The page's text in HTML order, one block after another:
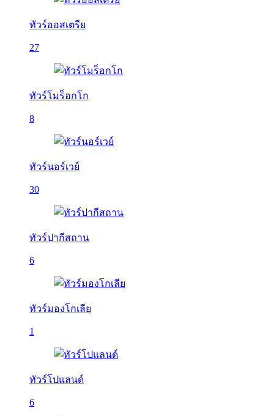
ทัวร์ออสเตรีย
27
ทัวร์โมร็อกโก
8
ทัวร์นอร์เวย์
30
ทัวร์ปากีสถาน
6
ทัวร์มองโกเลีย
1
ทัวร์โปแลนด์
6